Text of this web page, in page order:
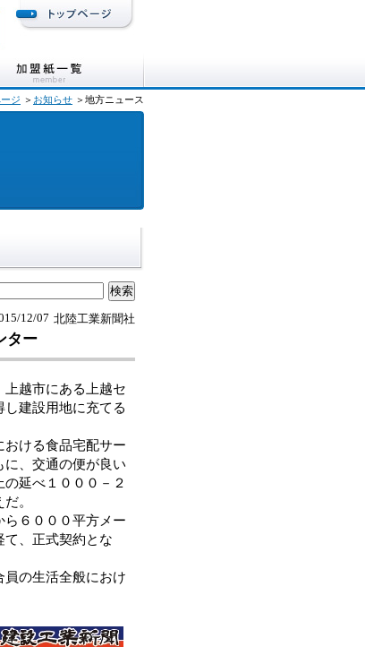
ジ ＞ お知らせ ＞地方ニュース
北陸工業新聞社
12/07
ター
越市にある上越セ
建設用地に充てる
ける食品宅配サー
、交通の便が良い
延べ１０００－２
。
６０００平方メー
て、正式契約とな
の生活全般におけ